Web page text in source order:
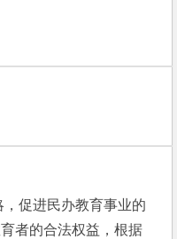
，促进民办教育事业的
者的合法权益，根据